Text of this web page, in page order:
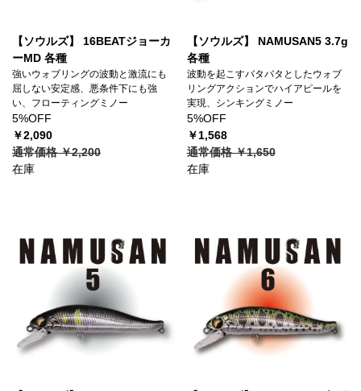
【ソウルズ】 16BEATジョーカ
ーMD 各種
強いウォブリングの波動と激流にも
屈しない安定感、悪条件下にも強
い、フローティングミノー
5%OFF
￥2,090
通常価格 ￥2,200
在庫
【ソウルズ】 NAMUSAN5 3.7g
各種
波動を起こすバタバタとしたウォブ
リングアクションでハイアピールを
実現、シンキングミノー
5%OFF
￥1,568
通常価格 ￥1,650
在庫